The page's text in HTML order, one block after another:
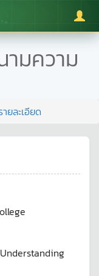
ามความ
ายละเอียด